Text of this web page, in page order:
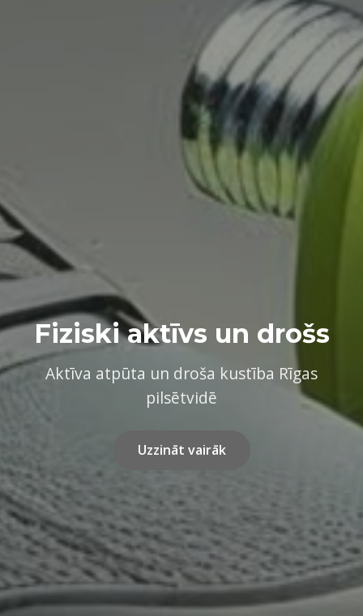
Fiziski aktīvs un drošs
Aktīva atpūta un droša kustība Rīgas
pilsētvidē
Uzzināt vairāk